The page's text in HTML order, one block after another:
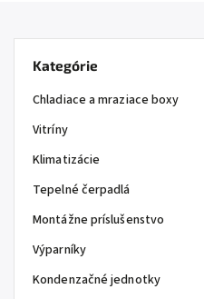
Kategórie
Chladiace a mraziace boxy
Vitríny
Klimatizácie
Tepelné čerpadlá
Montážne príslušenstvo
Výparníky
Kondenzačné jednotky